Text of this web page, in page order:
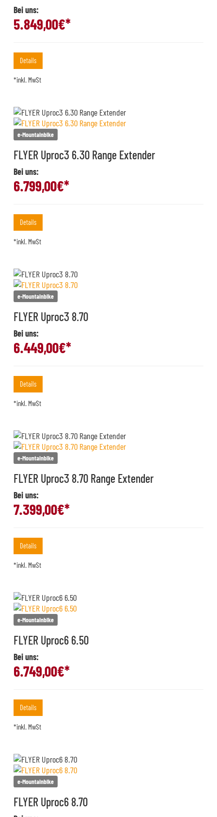
Bei uns:
5.849,00€*
Details
*inkl. MwSt
e-Mountainbike
FLYER Uproc3 6.30 Range Extender
Bei uns:
6.799,00€*
Details
*inkl. MwSt
e-Mountainbike
FLYER Uproc3 8.70
Bei uns:
6.449,00€*
Details
*inkl. MwSt
e-Mountainbike
FLYER Uproc3 8.70 Range Extender
Bei uns:
7.399,00€*
Details
*inkl. MwSt
e-Mountainbike
FLYER Uproc6 6.50
Bei uns:
6.749,00€*
Details
*inkl. MwSt
e-Mountainbike
FLYER Uproc6 8.70